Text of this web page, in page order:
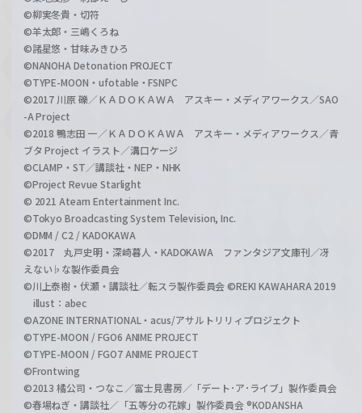
©柳実冬貴・切符
©羊太郎・三嶋くろね
©諸星悠・甘味みきひろ
©NANOHA Detonation PROJECT
©TYPE-MOON・ufotable・FSNPC
©2017 川原 礫／ＫＡＤＯＫＡＷＡ アスキー・メディアワークス／SAO
-A Project
©2018 鴨志田 一／ＫＡＤＯＫＡＷＡ アスキー・メディアワークス／青
ブタ Project イラスト／溝口ケージ
©CLAMP・ST／講談社・NEP・NHK
©Project Revue Starlight
© 2021 Ateam Entertainment Inc.
©Tokyo Broadcasting System Television, Inc.
©DMM / C2 / KADOKAWA
©2017 丸戸史明・深崎暮人・KADOKAWA ファンタジア文庫刊／冴
えない♭な製作委員会
©川上泰樹・伏瀬・講談社／転スラ製作委員会 ©REKI KAWAHARA 2019
illust：abec
©AZONE INTERNATIONAL・acus/アサルトリリィプロジェクト
©TYPE-MOON / FGO6 ANIME PROJECT
©TYPE-MOON / FGO7 ANIME PROJECT
©Frontwing
©2013 橘公司・つなこ／富士見書房／「デート･ア･ライブ」製作委員会
©春場ねぎ・講談社／「五等分の花嫁」製作委員会 ®KODANSHA